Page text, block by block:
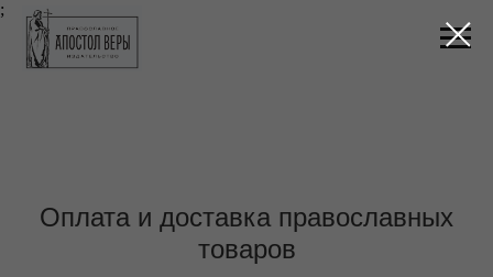
;
Оплата и доставка православных
товаров